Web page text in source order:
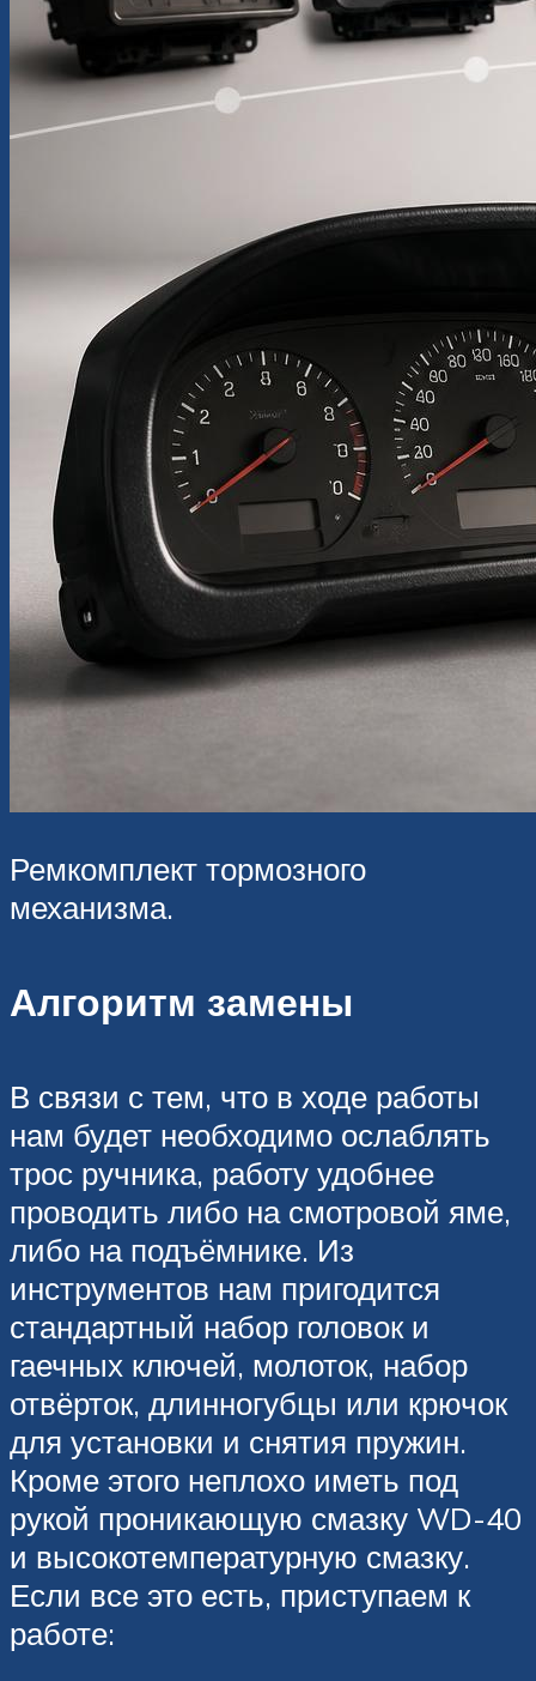
Ремкомплект тормозного
механизма.
Алгоритм замены
В связи с тем, что в ходе работы
нам будет необходимо ослаблять
трос ручника, работу удобнее
проводить либо на смотровой яме,
либо на подъёмнике. Из
инструментов нам пригодится
стандартный набор головок и
гаечных ключей, молоток, набор
отвёрток, длинногубцы или крючок
для установки и снятия пружин.
Кроме этого неплохо иметь под
рукой проникающую смазку WD-40
и высокотемпературную смазку.
Если все это есть, приступаем к
работе: